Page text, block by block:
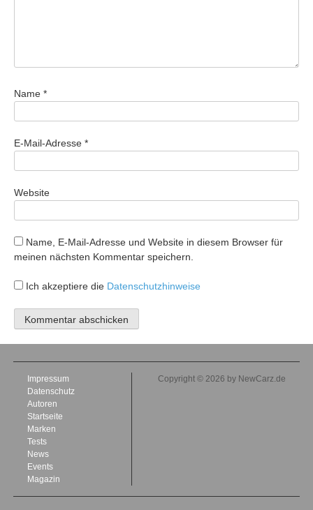
Name *
E-Mail-Adresse *
Website
Name, E-Mail-Adresse und Website in diesem Browser für
meinen nächsten Kommentar speichern.
Ich akzeptiere die Datenschutzhinweise
Impressum
Datenschutz
Autoren
Startseite
Marken
Tests
News
Events
Magazin
Copyright © 2026 by NewCarz.de